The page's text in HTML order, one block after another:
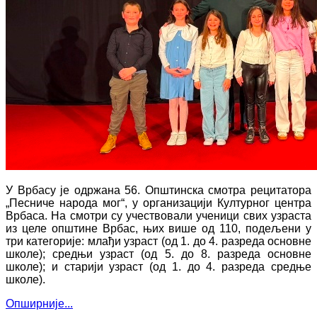
У Врбасу је одржана 56. Општинска смотра рецитатора
„Песниче народа мог“, у организацији Културног центра
Врбаса. На смотри су учествовали ученици свих узраста
из целе општине Врбас, њих више од 110, подељени у
три категорије: млађи узраст (од 1. до 4. разреда основне
школе); средњи узраст (од 5. до 8. разреда основне
школе); и старији узраст (од 1. до 4. разреда средње
школе).
Опширније...